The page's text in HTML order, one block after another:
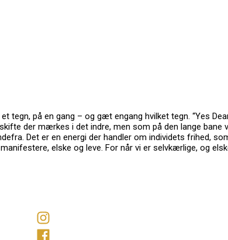
på en gang – og gæt engang hvilket tegn. “Yes
der mærkes i det indre, men som på den lange bane
Det er en energi der handler om individets frihed,
elske og leve. For når vi er selvkærlige, og